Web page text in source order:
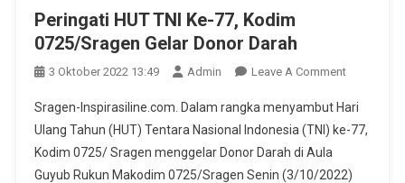
Peringati HUT TNI Ke-77, Kodim
0725/Sragen Gelar Donor Darah
3 Oktober 2022 13:49 Admin Leave A CommentOn
HUT
TNI
77,
Sragen-Inspirasiline.com. Dalam rangka menyambut Hari
Ulang Tahun (HUT) Tentara Nasional Indonesia (TNI) ke-77,
Kodim 0725/ Sragen menggelar Donor Darah di Aula
Guyub Rukun Makodim 0725/Sragen Senin (3/10/2022)